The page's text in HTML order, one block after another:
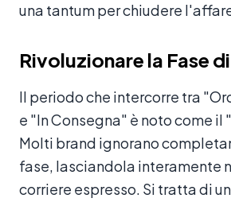
una tantum per chiudere
Rivoluzionare la Fase
Il periodo che intercorre tra
e "In Consegna" è noto come il
Molti brand ignorano
fase, lasciandola interamente
corriere espresso. Si tratta di